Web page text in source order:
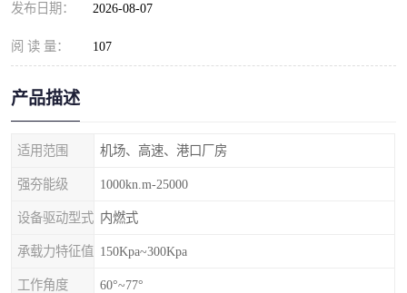
发布日期： 2026-08-07
阅 读 量： 107
产品描述
适用范围 机场、高速、港口厂房
强夯能级 1000kn.m-25000
设备驱动型式 内燃式
承载力特征值 150Kpa~300Kpa
工作角度 60°~77°